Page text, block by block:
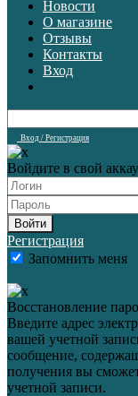
Новости
О магазине
Отзывы
Контакты
Вход
Вход / Регистрация
Войдите в свой
Войти
Регистрация
Запомнить меня
Восстановление
Введите адрес
вашей учетной
сообщение,
получения вы
учетной записи.